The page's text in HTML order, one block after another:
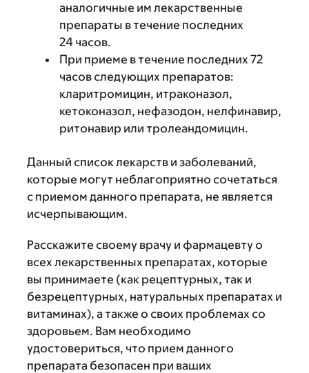
аналогичные им лекарственные
препараты в течение последних
24 часов.
При приеме в течение последних 72
часов следующих препаратов:
кларитромицин, итраконазол,
кетоконазол, нефазодон, нелфинавир,
ритонавир или тролеандомицин.
Данный список лекарств и заболеваний,
которые могут неблагоприятно сочетаться
с приемом данного препарата, не является
исчерпывающим.
Расскажите своему врачу и фармацевту о
всех лекарственных препаратах, которые
вы принимаете (как рецептурных, так и
безрецептурных, натуральных препаратах и
витаминах), а также о своих проблемах со
здоровьем. Вам необходимо
удостовериться, что прием данного
препарата безопасен при ваших